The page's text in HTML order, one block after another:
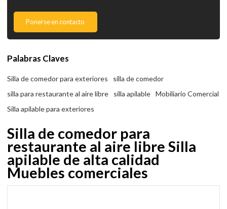
Ponerse en contacto
Palabras Claves
Silla de comedor para exteriores
silla de comedor
silla para restaurante al aire libre
silla apilable
Mobiliario Comercial
Silla apilable para exteriores
Silla de comedor para
restaurante al aire libre Silla
apilable de alta calidad
Muebles comerciales